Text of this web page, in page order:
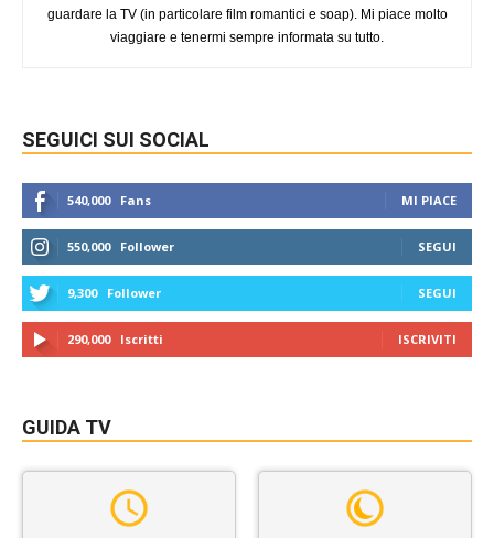
guardare la TV (in particolare film romantici e soap). Mi piace molto
viaggiare e tenermi sempre informata su tutto.
SEGUICI SUI SOCIAL
540,000 Fans MI PIACE
550,000 Follower SEGUI
9,300 Follower SEGUI
290,000 Iscritti ISCRIVITI
GUIDA TV